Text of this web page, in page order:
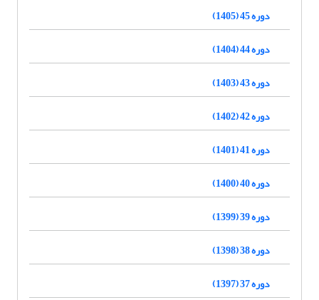
دوره 45 (1405)
دوره 44 (1404)
دوره 43 (1403)
دوره 42 (1402)
دوره 41 (1401)
دوره 40 (1400)
دوره 39 (1399)
دوره 38 (1398)
دوره 37 (1397)